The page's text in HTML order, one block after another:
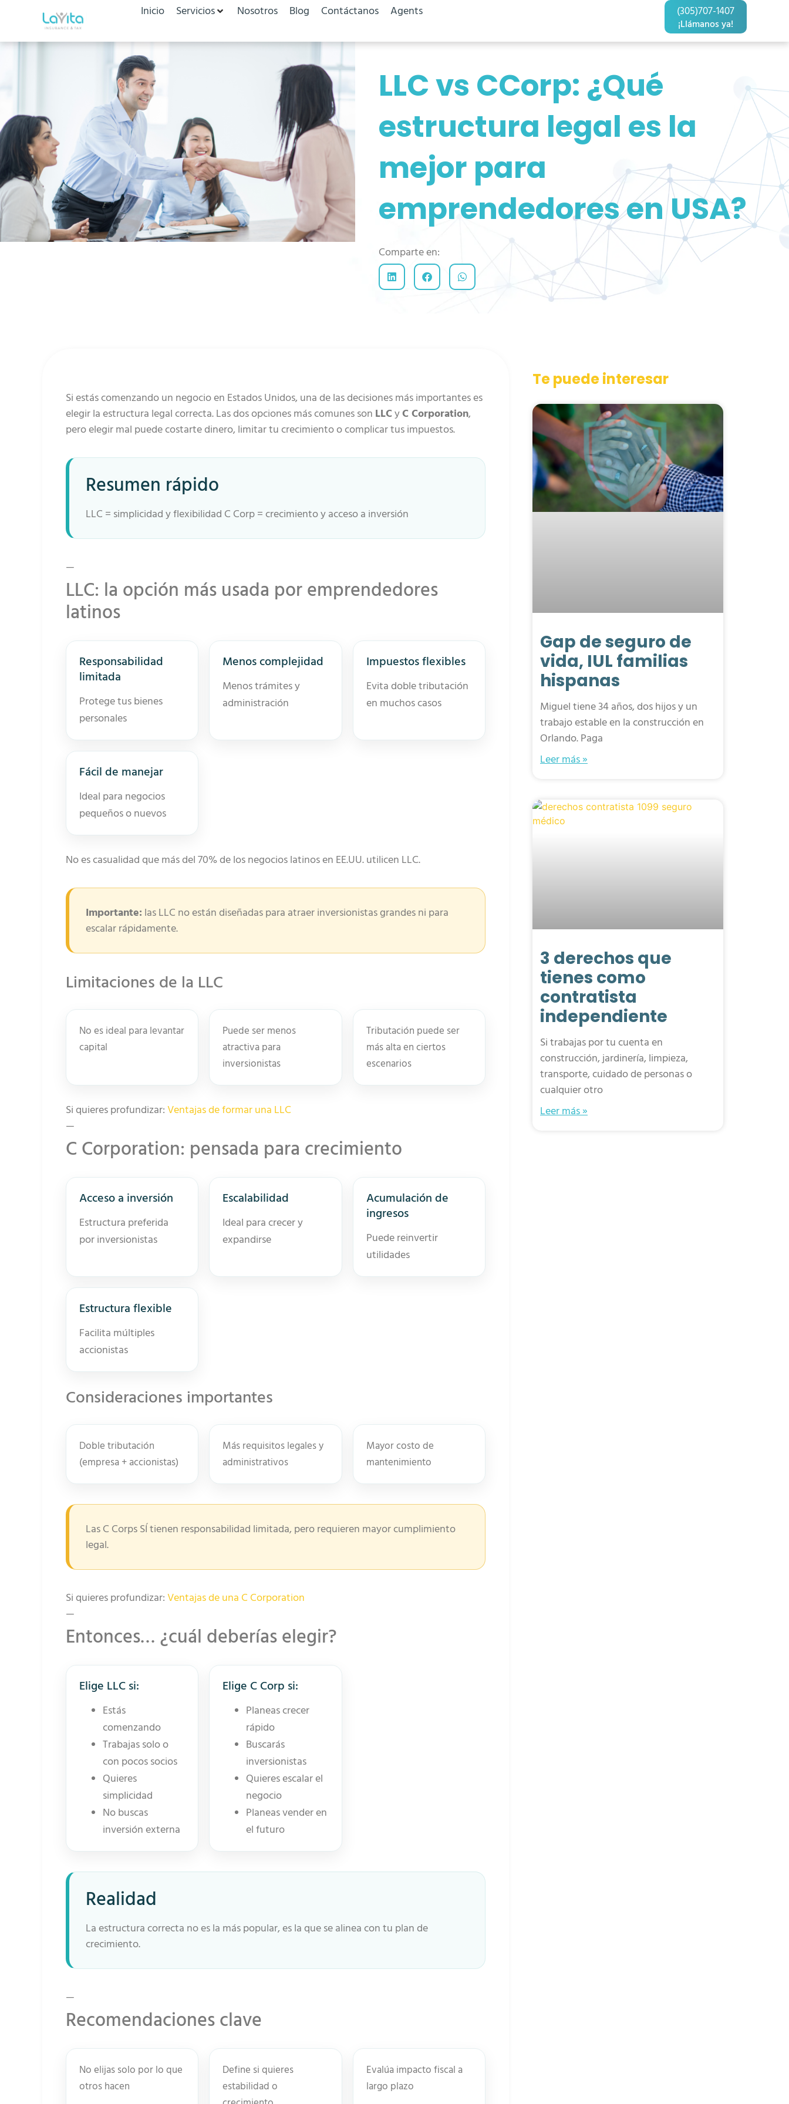
Inicio Servicios Nosotros Blog Contáctanos Agents (305)707-1407
¡Llámanos ya!
LLC vs CCorp: ¿Qué
estructura legal es la
mejor para
emprendedores en USA?
Comparte en:
Si estás comenzando un negocio en Estados Unidos, una de las decisiones más importantes es
elegir la estructura legal correcta. Las dos opciones más comunes son LLC yC Corporation,
pero elegir mal puede costarte dinero, limitar tu crecimiento o complicar tus impuestos.
Resumen rápido
LLC = simplicidad y flexibilidad C Corp = crecimiento y acceso a inversión
—
LLC: la opción más usada por emprendedores
latinos
Responsabilidad
limitada
Protege tus bienes
personales
Menos complejidad
Menos trámites y
administración
Impuestos flexibles
Evita doble tributación
en muchos casos
Fácil de manejar
Ideal para negocios
pequeños o nuevos
No es casualidad que más del 70% de los negocios latinos en EE.UU. utilicen LLC.
Importante: las LLC no están diseñadas para atraer inversionistas grandes ni para
escalar rápidamente.
Limitaciones de la LLC
No es ideal para levantar
capital
Puede ser menos
atractiva para
inversionistas
Tributación puede ser
más alta en ciertos
escenarios
Si quieres profundizar: Ventajas de formar una LLC
—
C Corporation: pensada para crecimiento
Acceso a inversión
Estructura preferida
por inversionistas
Escalabilidad
Ideal para crecer y
expandirse
Acumulación de
ingresos
Puede reinvertir
utilidades
Estructura flexible
Facilita múltiples
accionistas
Consideraciones importantes
Doble tributación
(empresa + accionistas)
Más requisitos legales y
administrativos
Mayor costo de
mantenimiento
Las C Corps SÍ tienen responsabilidad limitada, pero requieren mayor cumplimiento
legal.
Si quieres profundizar: Ventajas de una C Corporation
—
Entonces… ¿cuál deberías elegir?
Elige LLC si:
Estás
comenzando
Trabajas solo o
con pocos socios
Quieres
simplicidad
No buscas
inversión externa
Elige C Corp si:
Planeas crecer
rápido
Buscarás
inversionistas
Quieres escalar el
negocio
Planeas vender en
el futuro
Realidad
La estructura correcta no es la más popular, es la que se alinea con tu plan de
crecimiento.
—
Recomendaciones clave
No elijas solo por lo que
otros hacen
Define si quieres
estabilidad o
Evalúa impacto fiscal a
largo plazo
Te puede interesar
Gap de seguro de
vida, IUL familias
hispanas
Miguel tiene 34 años, dos hijos y un
trabajo estable en la construcción en
Orlando. Paga
Leer más »
3 derechos que
tienes como
contratista
independiente
Si trabajas por tu cuenta en
construcción, jardinería, limpieza,
transporte, cuidado de personas o
cualquier otro
Leer más »